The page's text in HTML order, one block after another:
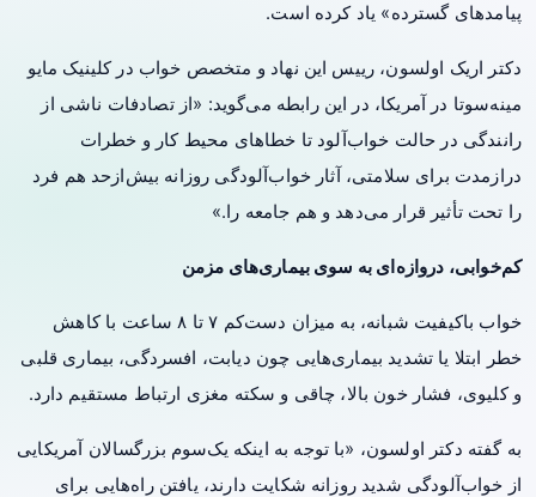
پیامدهای گسترده» یاد کرده است.
دکتر اریک اولسون، رییس این نهاد و متخصص خواب در کلینیک مایو
مینه‌سوتا در آمریکا، در این رابطه می‌گوید: «از تصادفات ناشی از
رانندگی در حالت خواب‌آلود تا خطاهای محیط کار و خطرات
درازمدت برای سلامتی، آثار خواب‌آلودگی روزانه بیش‌ازحد هم فرد
را تحت تأثیر قرار می‌دهد و هم جامعه را.»
کم‌خوابی، دروازه‌ای به سوی بیماری‌های مزمن
خواب باکیفیت شبانه، به میزان دست‌کم ۷ تا ۸ ساعت با کاهش
خطر ابتلا یا تشدید بیماری‌هایی چون دیابت، افسردگی، بیماری قلبی
و کلیوی، فشار خون بالا، چاقی و سکته مغزی ارتباط مستقیم دارد.
به‌ گفته دکتر اولسون، «با توجه به اینکه یک‌سوم بزرگسالان آمریکایی
از خواب‌آلودگی شدید روزانه شکایت دارند، یافتن راه‌هایی برای